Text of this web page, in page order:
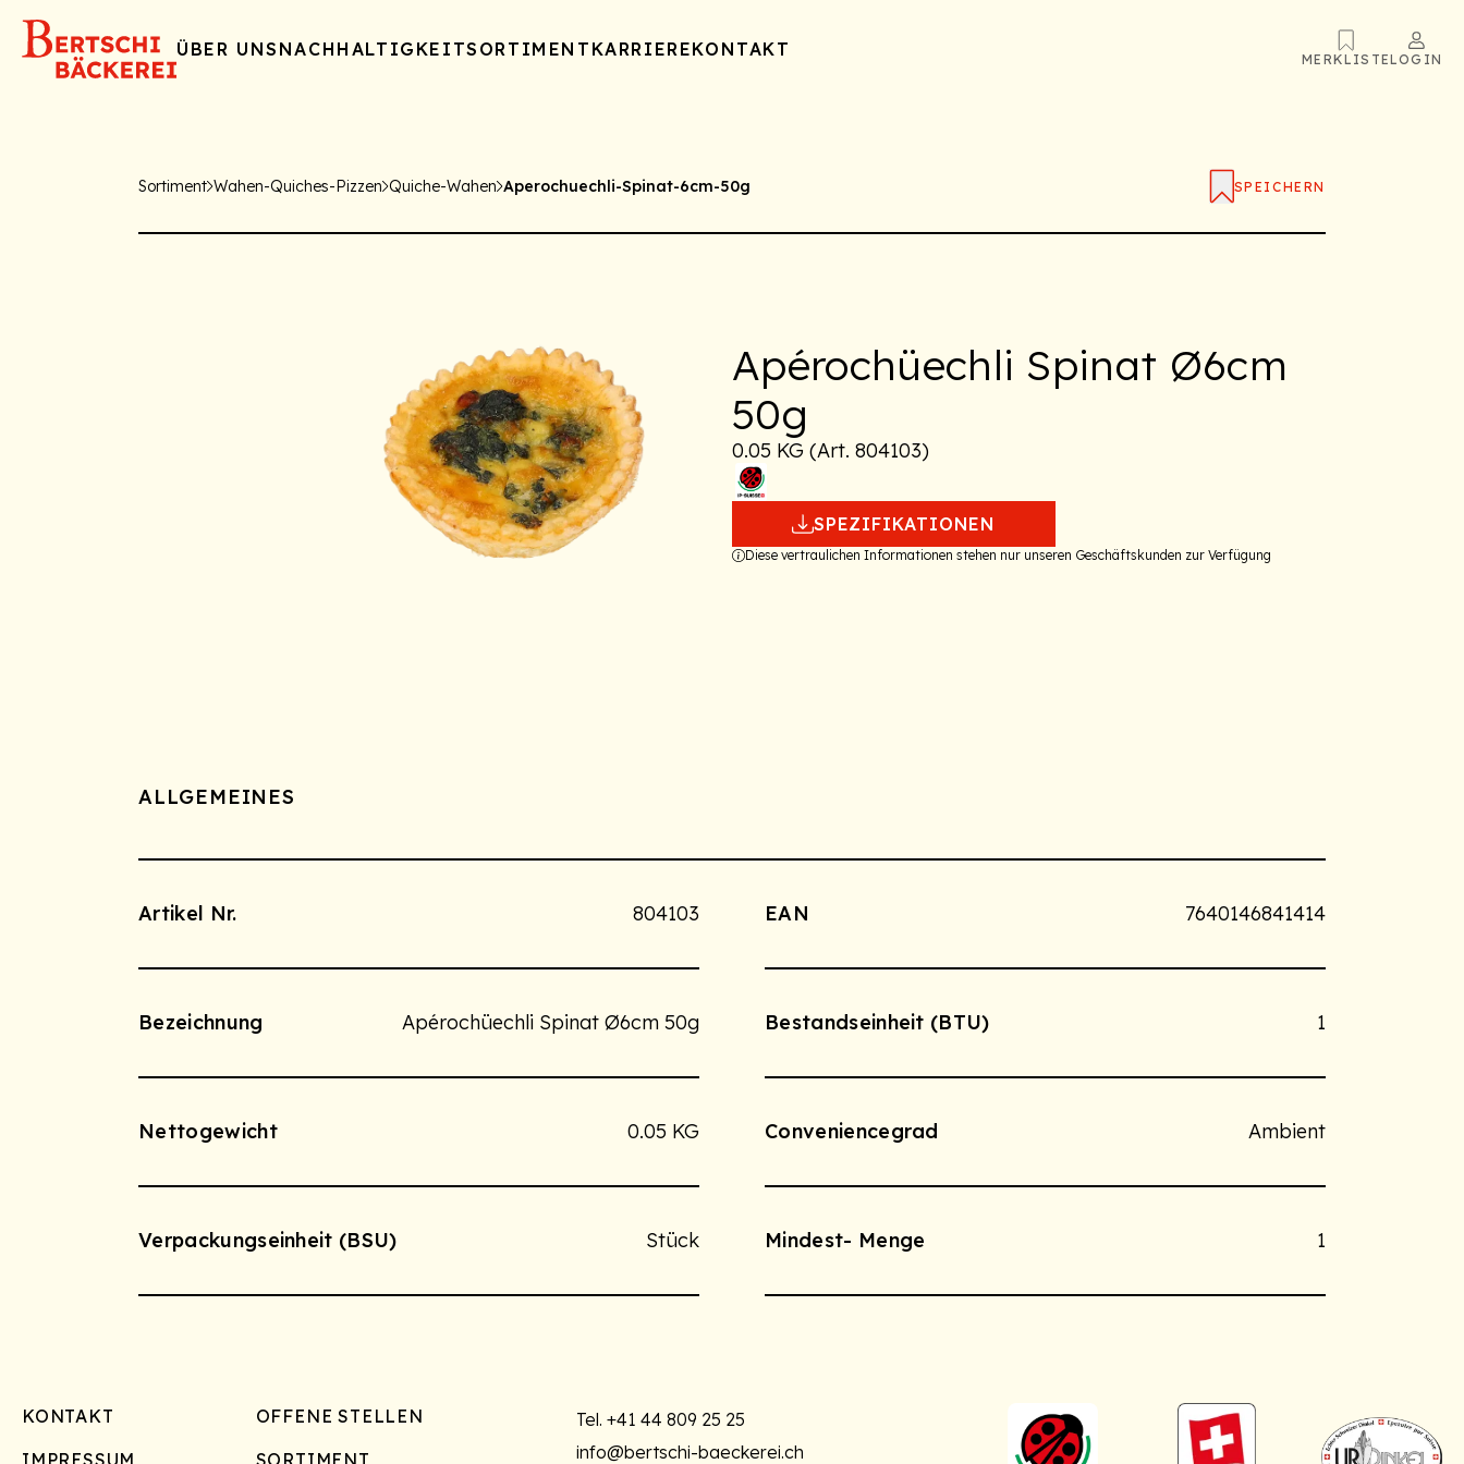
ÜBER UNS NACHHALTIGKEITSORTIMENT KARRIEREKONTAKT MERKLISTELOGIN
Sortiment Wahen-Quiches-Pizzen Quiche-Wahen Aperochuechli-Spinat-6cm-50g SPEICHERN
Apérochüechli Spinat Ø6cm
50g
0.05 KG (Art. 804103)
SPEZIFIKATIONEN
Diese vertraulichen Informationen stehen nur unseren Geschäftskunden zur Verfügung
ALLGEMEINES
Artikel Nr. 804103 EAN 7640146841414
Bezeichnung Apérochüechli Spinat Ø6cm 50g Bestandseinheit (BTU) 1
Nettogewicht 0.05 KG Conveniencegrad Ambient
Verpackungseinheit (BSU) Stück Mindest- Menge 1
Footer
KONTAKT
OFFENE STELLEN
IMPRESSUM
SORTIMENT
Tel.+41 44 809 25 25
info@bertschi-baeckerei.ch